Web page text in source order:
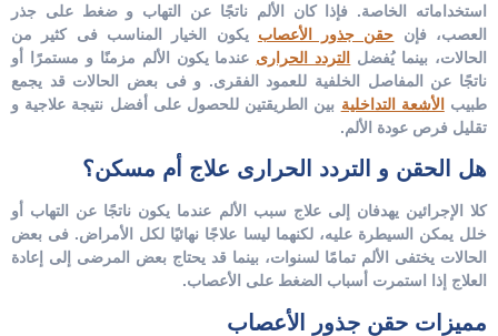
استخداماته الخاصة. فإذا كان الألم ناتجًا عن التهاب و ضغط على جذر
العصب، فإن حقن جذور الأعصاب يكون الخيار المناسب فى كثير من
الحالات، بينما يُفضل
التردد الحرارى عندما يكون الألم مزمنًا و مستمرًا أو
ناتجًا عن المفاصل الخلفية للعمود الفقرى. و فى بعض الحالات قد يجمع
طبيب
الأشعة التداخلية بين الطريقتين للحصول على أفضل نتيجة علاجية و
تقليل فرص عودة الألم.
هل الحقن و التردد الحرارى علاج أم مسكن؟
كلا الإجرائين يهدفان إلى علاج سبب الألم عندما يكون ناتجًا عن التهاب أو
خلل يمكن السيطرة عليه، لكنهما ليسا علاجًا نهائيًا لكل الأمراض. فى بعض
الحالات يختفى الألم تمامًا لسنوات، بينما قد يحتاج بعض المرضى إلى إعادة
العلاج إذا استمرت أسباب الضغط على الأعصاب.
مميزات حقن جذور الأعصاب